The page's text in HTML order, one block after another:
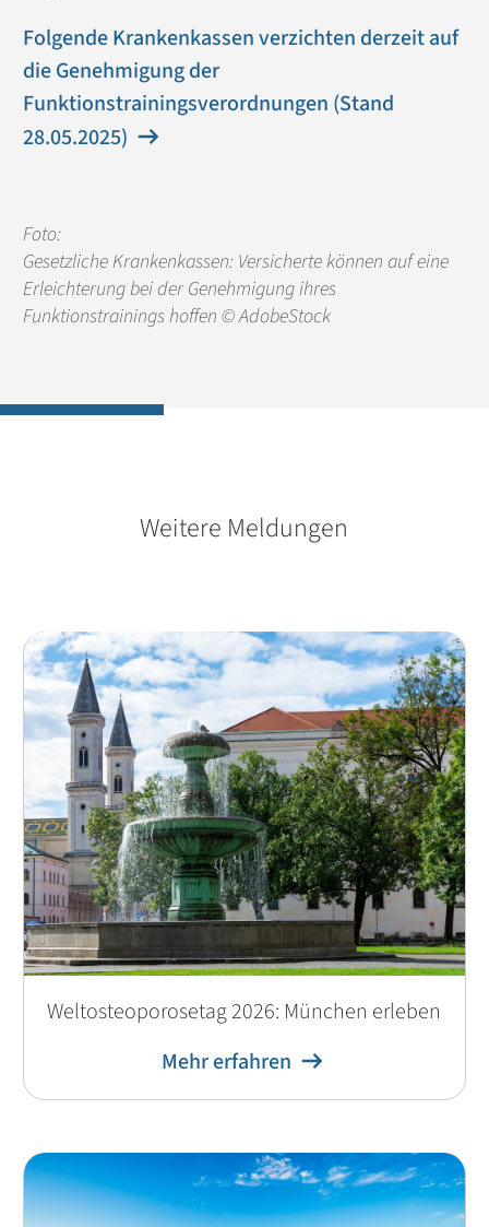
Folgende Krankenkassen verzichten derzeit auf
die Genehmigung der
Funktionstrainingsverordnungen (Stand
28.05.2025)
Foto:
Gesetzliche Krankenkassen: Versicherte können auf eine
Erleichterung bei der Genehmigung ihres
Funktionstrainings hoffen © AdobeStock
Weitere Meldungen
Weltosteoporosetag 2026: München erleben
Mehr erfahren